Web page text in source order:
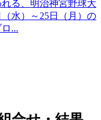
る、明治神宮野球大
水）～25日（月）の
...